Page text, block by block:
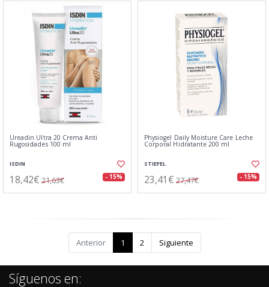
Ureadin Ultra 20 Crema Anti
Rugosidades 100 ml
ISDIN
18,42€ 21,63€ - 15%
Physiogel Daily Moisture Care Leche
Corporal Hidratante 200 ml
STIEFEL
23,41€ 27,47€ - 15%
Anterior 1 2 Siguiente
Síguenos en: